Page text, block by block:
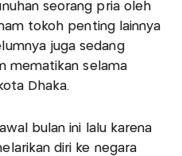
seorang pria oleh
tokoh penting lainnya
juga sedang
mematikan selama
Dhaka.
bulan ini lalu karena
diri ke negara